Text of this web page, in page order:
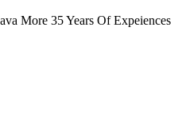
More 35 Years Of Expeiences